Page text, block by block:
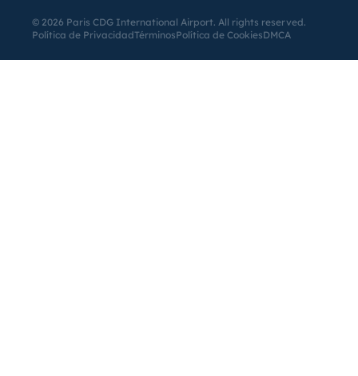
© 2026 Paris CDG International Airport. All rights reserved.
Política de PrivacidadTérminosPolítica de CookiesDMCA